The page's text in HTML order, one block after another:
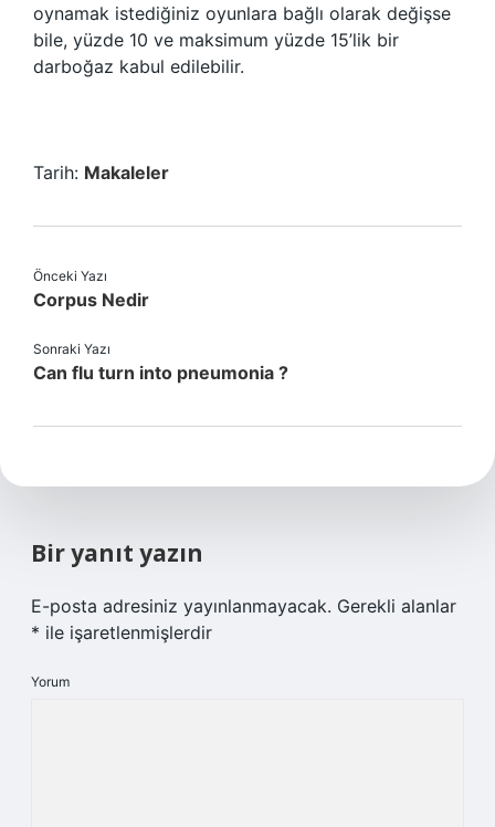
oynamak istediğiniz oyunlara bağlı olarak değişse
bile, yüzde 10 ve maksimum yüzde 15’lik bir
darboğaz kabul edilebilir.
Tarih: Makaleler
Önceki Yazı
Corpus Nedir
Sonraki Yazı
Can flu turn into pneumonia ?
Bir yanıt yazın
E-posta adresiniz yayınlanmayacak. Gerekli alanlar
* ile işaretlenmişlerdir
Yorum